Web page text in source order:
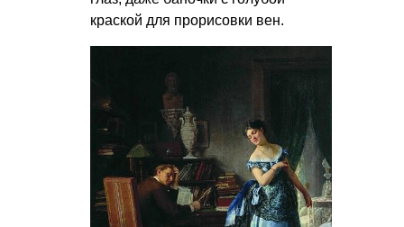
краской для прорисовки вен.